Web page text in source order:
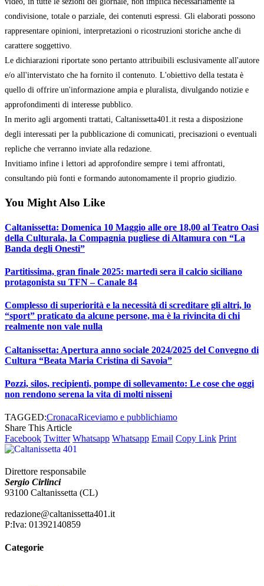
condivisione, totale o parziale, dei contenuti espressi. Gli elaborati possono
rappresentare opinioni, interpretazioni o ricostruzioni storiche anche di
carattere soggettivo.
Le dichiarazioni riportate sono pertanto attribuibili esclusivamente all'autore
e/o all'intervistato che ha fornito il contenuto. L'obiettivo della testata è
quello di offrire un'informazione ampia e pluralista, divulgando notizie e
approfondimenti di interesse pubblico.
In merito agli argomenti trattati, Caltanissetta401.it resta a disposizione
degli interessati per la pubblicazione di comunicati, precisazioni o eventuali
repliche che verranno inviate alla redazione.
Invitiamo infine i lettori ad approfondire sempre i temi affrontati,
consultando più fonti e formando autonomamente il proprio giudizio.
You Might Also Like
Caltanissetta: Domenica 10 Maggio alle ore 18,00 al Teatro Oasi
della Culturala, la Compagnia pugliese di Altamura con “La
Banda degli Onesti”
Partitissima, gran finale 2025: martedì sera il calcio siciliano
protagonista su TFN – Canale 84
Complesso di superiorità e la necessità di screditare gli altri, lo
“sport” praticato da alcune persone, ma è la rivincita di chi
realmente non vale nulla
Caltanissetta: Apertura anno sociale 2024/2025 del Convegno di
Cultura “Beata Maria Cristina di Savoia”
Pozzi, silos, recipienti, pompe di sollevamento: Le cose che oggi
non rendono serena la vita di molti nisseni
TAGGED:CronacaRiceviamo e pubblichiamo
Share This Article
Facebook Twitter Whatsapp Whatsapp Email Copy Link Print
Direttore responsabile
Sergio Cirlinci
93100 Caltanissetta (CL)
redazione@caltanissetta401.it
P:Iva: 01392140859
Categorie